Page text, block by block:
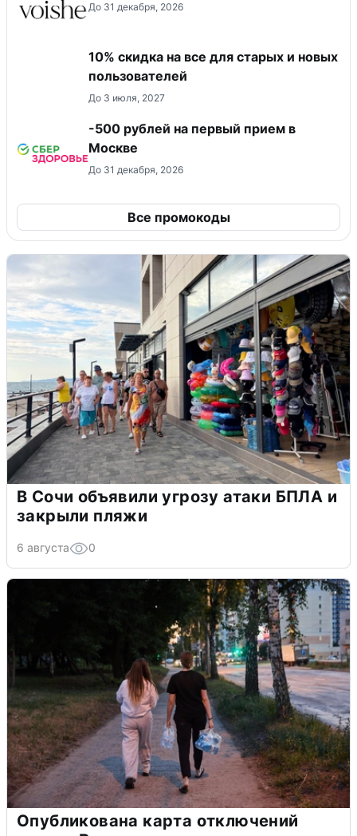
До 31 декабря, 2026
10% скидка на все для старых и новых
пользователей
До 3 июля, 2027
-500 рублей на первый прием в
Москве
До 31 декабря, 2026
Все промокоды
В Сочи объявили угрозу атаки БПЛА и
закрыли пляжи
6 августа 0
Опубликована карта отключений